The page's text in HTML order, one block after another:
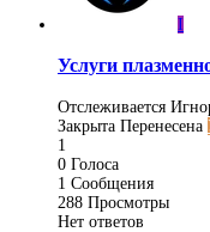
I
Услуги
Отслеживается
Закрыта Перенесена
1
0 Голоса
1 Сообщения
288 Просмотры
Нет ответов